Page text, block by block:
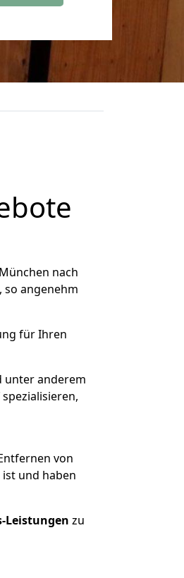
nach
so angenehm
für Ihren
unter anderem
von
und haben
Leistungen zu